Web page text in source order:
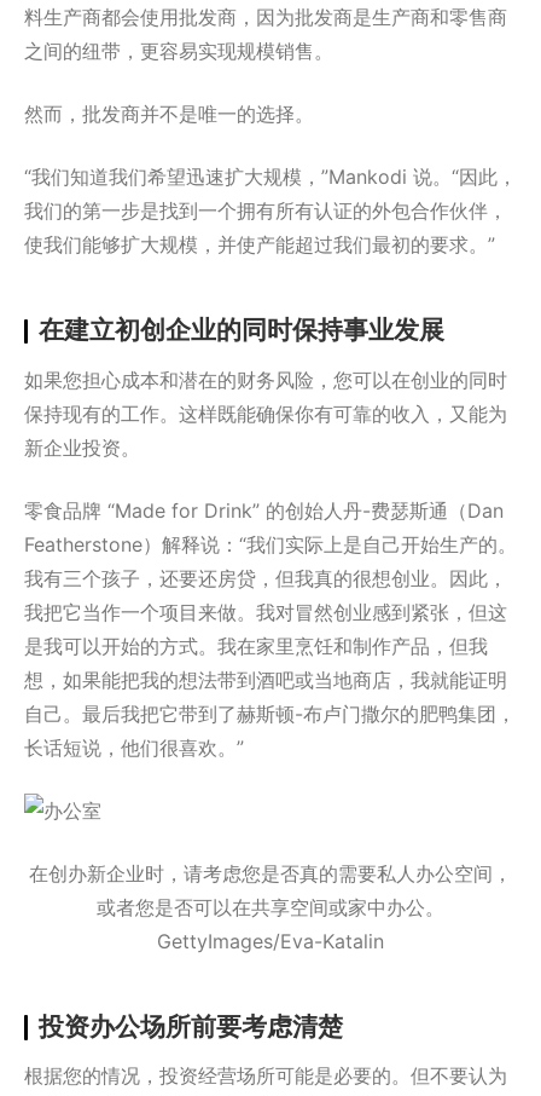
料生产商都会使用批发商，因为批发商是生产商和零售商
之间的纽带，更容易实现规模销售。
然而，批发商并不是唯一的选择。
“我们知道我们希望迅速扩大规模，”Mankodi 说。“因此，
我们的第一步是找到一个拥有所有认证的外包合作伙伴，
使我们能够扩大规模，并使产能超过我们最初的要求。”
在建立初创企业的同时保持事业发展
如果您担心成本和潜在的财务风险，您可以在创业的同时
保持现有的工作。这样既能确保你有可靠的收入，又能为
新企业投资。
零食品牌 “Made for Drink” 的创始人丹-费瑟斯通（Dan
Featherstone）解释说：“我们实际上是自己开始生产的。
我有三个孩子，还要还房贷，但我真的很想创业。因此，
我把它当作一个项目来做。我对冒然创业感到紧张，但这
是我可以开始的方式。我在家里烹饪和制作产品，但我
想，如果能把我的想法带到酒吧或当地商店，我就能证明
自己。最后我把它带到了赫斯顿-布卢门撒尔的肥鸭集团，
长话短说，他们很喜欢。”
在创办新企业时，请考虑您是否真的需要私人办公空间，
或者您是否可以在共享空间或家中办公。
GettyImages/Eva-Katalin
投资办公场所前要考虑清楚
根据您的情况，投资经营场所可能是必要的。但不要认为